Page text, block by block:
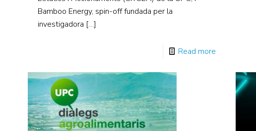
Bamboo Energy, spin-off fundada per la
investigadora […]
Read more